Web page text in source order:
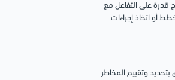
قدرة على التفاعل مع
أو اتخاذ إجراءات
بتحديد وتقييم المخاطر